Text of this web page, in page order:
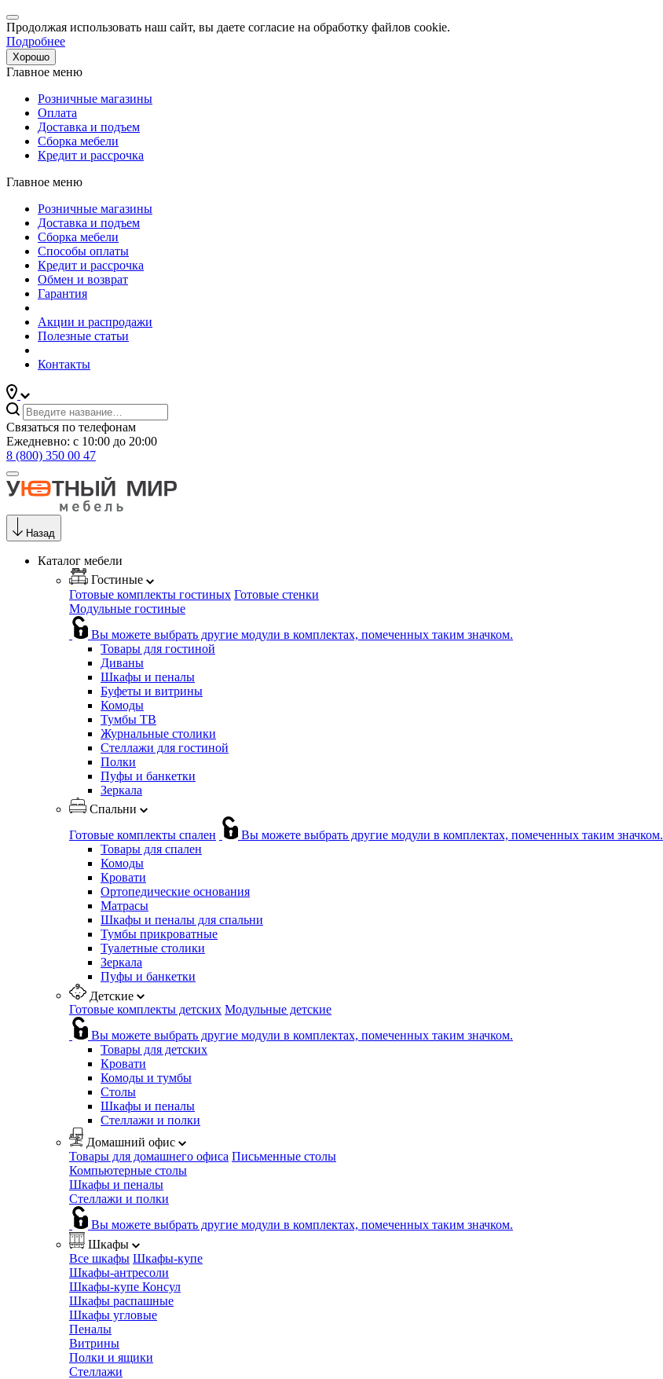
Продолжая использовать наш сайт, вы даете согласие на обработку файлов cookie.
Подробнее
Хорошо
Главное меню
Розничные магазины
Оплата
Доставка и подъем
Сборка мебели
Кредит и рассрочка
Главное меню
Розничные магазины
Доставка и подъем
Сборка мебели
Способы оплаты
Кредит и рассрочка
Обмен и возврат
Гарантия
Акции и распродажи
Полезные статьи
Контакты
Связаться по телефонам
Ежедневно: с 10:00 до 20:00
8 (800) 350 00 47
Назад
Каталог мебели
Гостиные
Готовые комплекты гостиных Готовые стенки
Модульные гостиные
Вы можете выбрать другие модули в комплектах, помеченных таким значком.
Товары для гостиной
Диваны
Шкафы и пеналы
Буфеты и витрины
Комоды
Тумбы ТВ
Журнальные столики
Стеллажи для гостиной
Полки
Пуфы и банкетки
Зеркала
Спальни
Готовые комплекты спален
Вы можете выбрать другие модули в комплектах, помеченных таким значком.
Товары для спален
Комоды
Кровати
Ортопедические основания
Матрасы
Шкафы и пеналы для спальни
Тумбы прикроватные
Туалетные столики
Зеркала
Пуфы и банкетки
Детские
Готовые комплекты детских Модульные детские
Вы можете выбрать другие модули в комплектах, помеченных таким значком.
Товары для детских
Кровати
Комоды и тумбы
Столы
Шкафы и пеналы
Стеллажи и полки
Домашний офис
Товары для домашнего офиса Письменные столы
Компьютерные столы
Шкафы и пеналы
Стеллажи и полки
Вы можете выбрать другие модули в комплектах, помеченных таким значком.
Шкафы
Все шкафы Шкафы-купе
Шкафы-антресоли
Шкафы-купе Консул
Шкафы распашные
Шкафы угловые
Пеналы
Витрины
Полки и ящики
Стеллажи